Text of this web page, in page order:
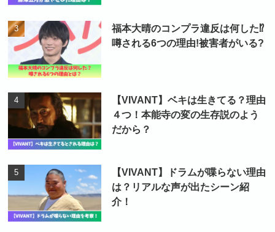
福本大晴のコンプラ違反は何した⁉
噂される6つの理由!被害者がいる?
【VIVANT】ベキは生きてる？理由
４つ！本能寺の変の生存説のよう
だから？
【VIVANT】ドラムが喋らない理由
は？リアルな声が出たシーン紹
介！